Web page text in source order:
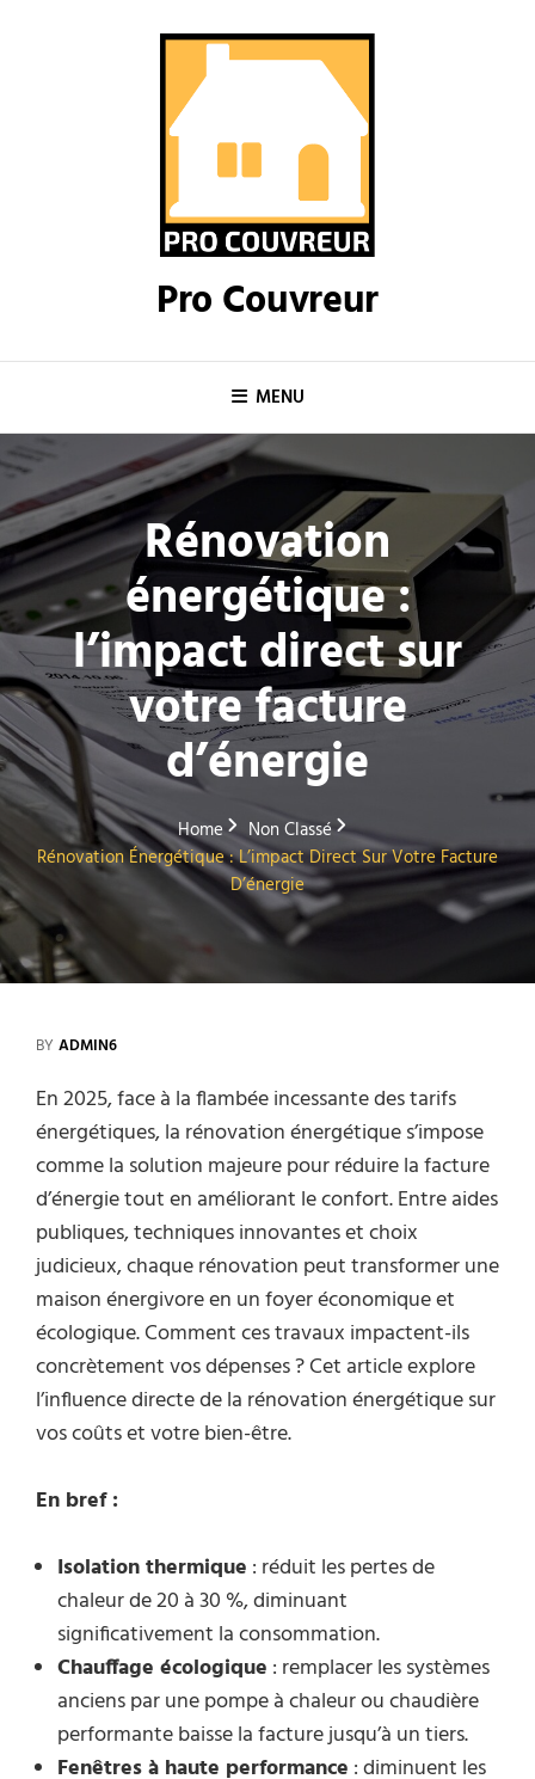
Pro Couvreur
MENU
Rénovation
énergétique :
l’impact direct sur
votre facture
d’énergie
Home
Non Classé
Rénovation Énergétique : L’impact Direct Sur Votre Facture
D’énergie
BY ADMIN6
En 2025, face à la flambée incessante des tarifs
énergétiques, la rénovation énergétique s’impose
comme la solution majeure pour réduire la facture
d’énergie tout en améliorant le confort. Entre aides
publiques, techniques innovantes et choix
judicieux, chaque rénovation peut transformer une
maison énergivore en un foyer économique et
écologique. Comment ces travaux impactent-ils
concrètement vos dépenses ? Cet article explore
l’influence directe de la rénovation énergétique sur
vos coûts et votre bien-être.
En bref :
Isolation thermique : réduit les pertes de
chaleur de 20 à 30 %, diminuant
significativement la consommation.
Chauffage écologique : remplacer les systèmes
anciens par une pompe à chaleur ou chaudière
performante baisse la facture jusqu’à un tiers.
Fenêtres à haute performance : diminuent les